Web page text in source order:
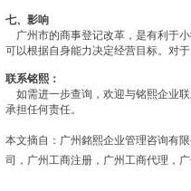
七、影响
广州市的商事登记改革，是有利于
可以根据自身能力决定经营目标。对
联系铭熙：
如需进一步查询，欢迎与铭熙企业
承担任何责任。
本文摘自：广州銘熙企业管理咨询有
司，广州工商注册，广州工商代理，